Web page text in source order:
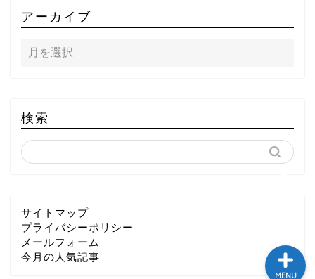
アーカイブ
検索
サイトマップ
プライバシーポリシー
メールフォーム
今月の人気記事
MENU
～DA PUMP YORIの晴れ
ばれラジオ～